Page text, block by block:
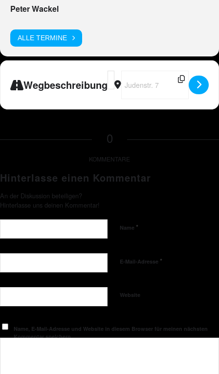
Peter Wackel
ALLE TERMINE
Wegbeschreibung
Address - Peter Wackel
Destination Address - Peter
0
KOMMENTARE
Hinterlasse einen Kommentar
An der Diskussion beteiligen?
Hinterlasse uns deinen Kommentar!
Name *
E-Mail-Adresse *
Website
Name, E-Mail-Adresse und Website in diesem Browser für meinen nächsten
Kommentar speichern.